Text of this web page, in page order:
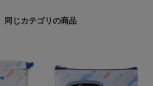
同じカテゴリの商品